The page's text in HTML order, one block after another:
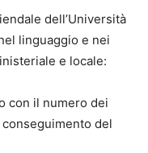
dell’Università
linguaggio e nei
e locale:
con il numero dei
del